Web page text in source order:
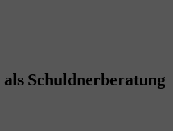
als Schuldnerberatung